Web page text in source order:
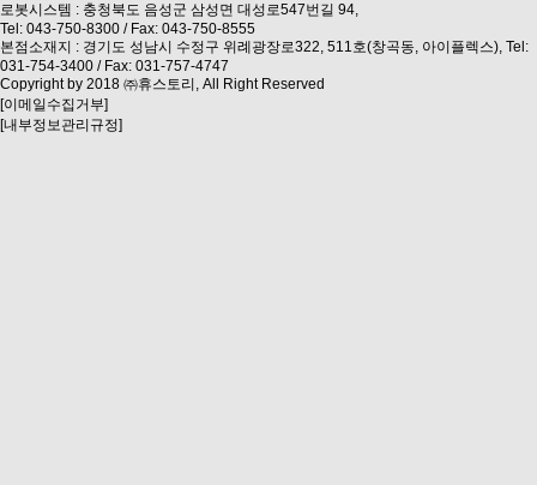
로봇시스템 : 충청북도 음성군 삼성면 대성로547번길 94,
Tel: 043-750-8300 / Fax: 043-750-8555
본점소재지 : 경기도 성남시 수정구 위례광장로322, 511호(창곡동, 아이플렉스), Tel:
031-754-3400 / Fax: 031-757-4747
Copyright by 2018 ㈜휴스토리, All Right Reserved
[이메일수집거부]
[내부정보관리규정]